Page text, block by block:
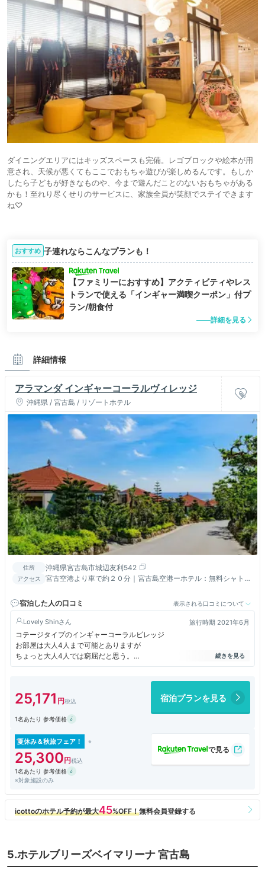
ダイニングエリアにはキッズスペースも完備。レゴブロックや絵本が用
意され、天候が悪くてもここでおもちゃ遊びが楽しめるんです。もしか
したら子どもが好きなものや、今まで遊んだことのないおもちゃがある
かも！至れり尽くせりのサービスに、家族全員が笑顔でステイできます
ね♡
おすすめ 子連れならこんなプランも！
【ファミリーにおすすめ】アクティビティやレス
トランで使える「インギャー満喫クーポン」付プ
ラン/朝食付
詳細を見る
詳細情報
アラマンダ インギャーコーラルヴィレッジ
沖縄県 / 宮古島 / リゾートホテル
住所 沖縄県宮古島市城辺友利542
アクセス
宮古空港より車で約２０分｜宮古島空港ーホテル：無料シャトル
より
宿泊した人の口コミ 表示される口コミについて
Lovely Shin 旅行時期 2021年6月
コテージタイプのインギャーコーラルビレッジ
お部屋は大人4人まで可能とありますが
ちょっと大人4人では窮屈だと思う。
（部屋の広さが十分ではないので）
展望はありません。
海好きの人にとっては
時には謎の若者が岩陰で戯れています
地面についているので
虫が苦手な人は注意
南国のゴキブリなど出ることがあります
部屋に洗濯機があればパーフェクトなのに
と思います。
25,171 宿泊プランを見る
1名あたり 参考価格
夏休み＆秋旅フェア！
25,300
1名あたり 参考価格
※対象施設のみ
5.ホテルブリーズベイマリーナ 宮古島